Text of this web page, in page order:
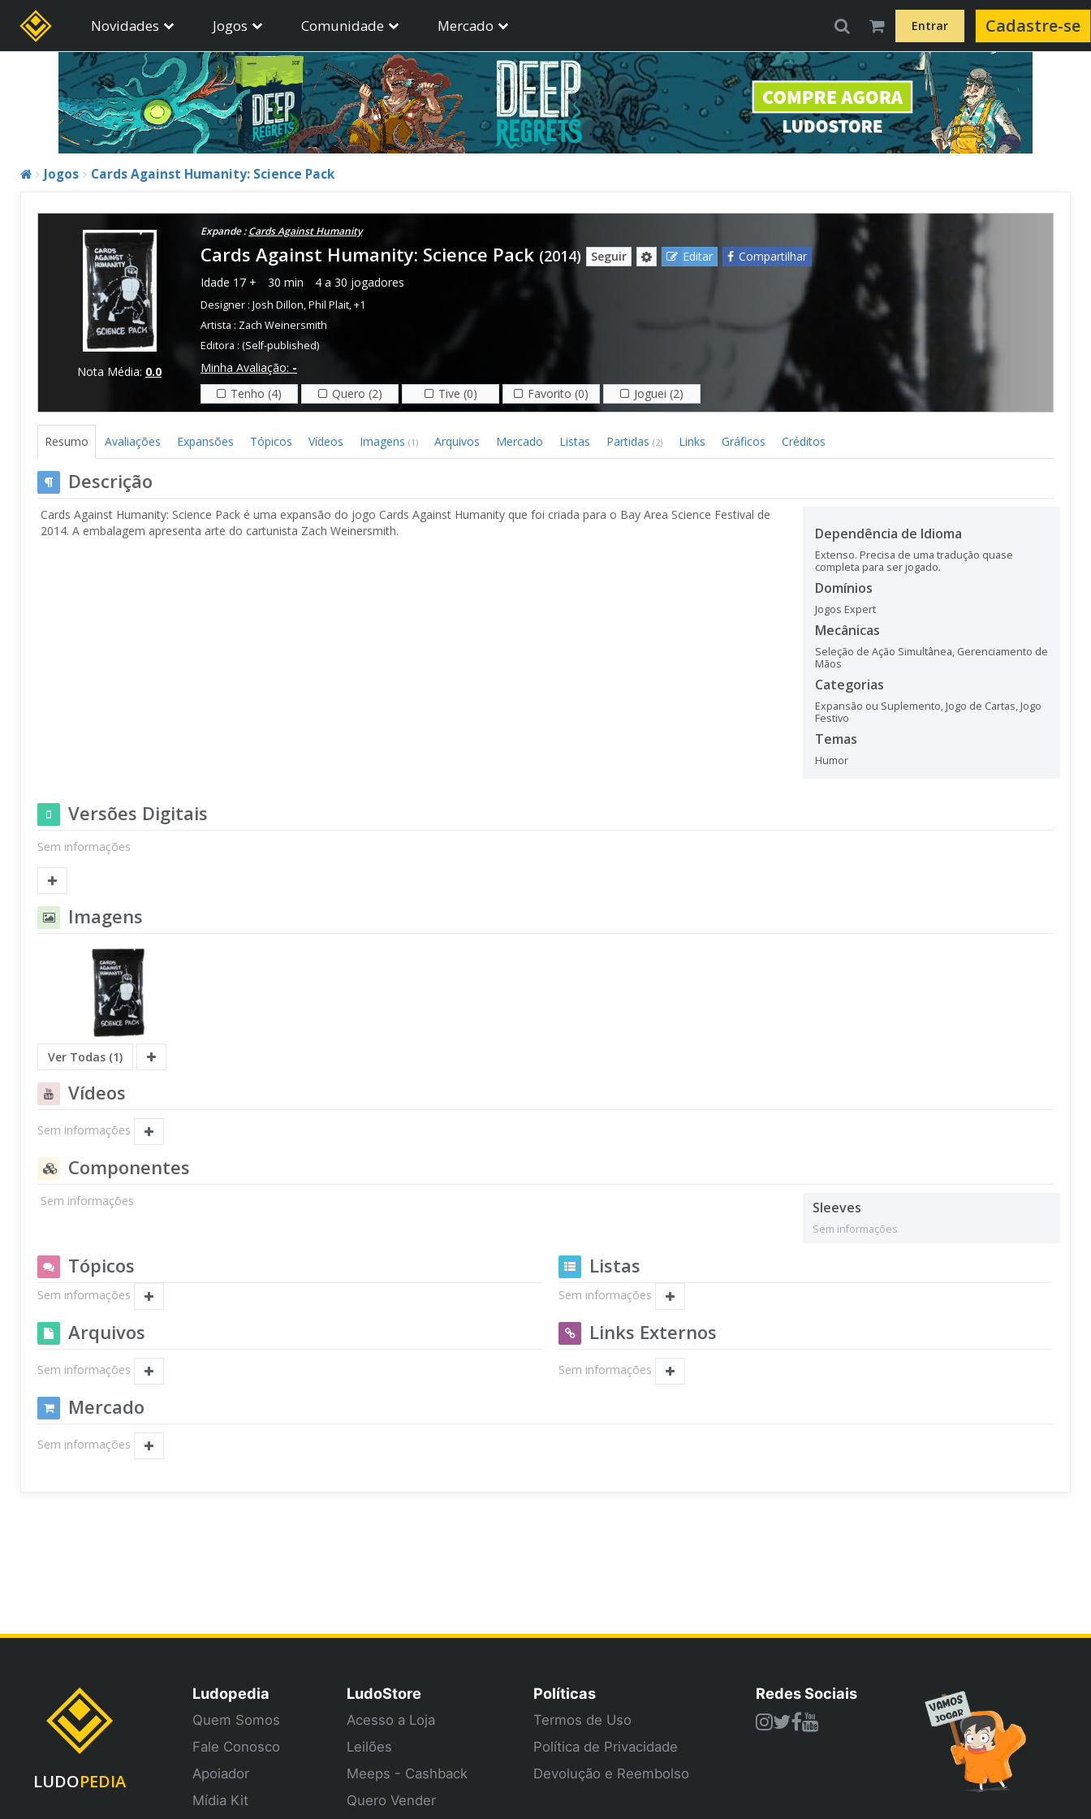
Novidades Jogos Comunidade Mercado Entrar Cadastre-se
Jogos Cards Against Humanity: Science Pack
Nota Média: 0.0
Expande :Cards Against Humanity
Cards Against Humanity: Science Pack (2014) Seguir Editar
Compartilhar
Idade 17 + 30 min 4 a 30 jogadores
Designer : Josh Dillon,Phil Plait,+1
Artista : Zach Weinersmith
Editora : (Self-published)
Minha Avaliação: -
Tenho (4)
Quero (2) Tive (0) Favorito (0) Joguei (2)
Resumo Avaliações Expansões Tópicos Vídeos Imagens (1) Arquivos Mercado Listas Partidas (2) Links Gráficos Créditos
Descrição
Cards Against Humanity: Science Pack é uma expansão do jogo Cards Against Humanity que foi criada para o Bay Area Science Festival de
2014. A embalagem apresenta arte do cartunista Zach Weinersmith.
Dependência de Idioma
Extenso. Precisa de uma tradução quase
completa para ser jogado.
Domínios
Jogos Expert
Mecânicas
Seleção de Ação Simultânea, Gerenciamento de
Mãos
Categorias
Expansão ou Suplemento, Jogo de Cartas, Jogo
Festivo
Temas
Humor
Versões Digitais
Sem informações
Imagens
Ver Todas (1)
Vídeos
Sem informações
Componentes
Sem informações Sleeves
Sem informações
Tópicos
Sem informações
Listas
Sem informações
Arquivos
Sem informações
Links Externos
Sem informações
Mercado
Sem informações
LUDOPEDIA
Ludopedia
Quem Somos
Fale Conosco
Apoiador
Mídia Kit
LudoStore
Acesso a Loja
Leilões
Meeps - Cashback
Quero Vender
Políticas
Termos de Uso
Política de Privacidade
Devolução e Reembolso
Redes Sociais